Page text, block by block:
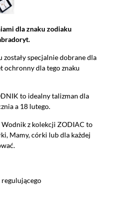
dla znaku zodiaku
specjalnie dobrane dla
ochronny dla tego znaku
to idealny talizman dla
a 18 lutego.
Wodnik z kolekcji ZODIAC to
Mamy, córki lub dla każdej
regulującego